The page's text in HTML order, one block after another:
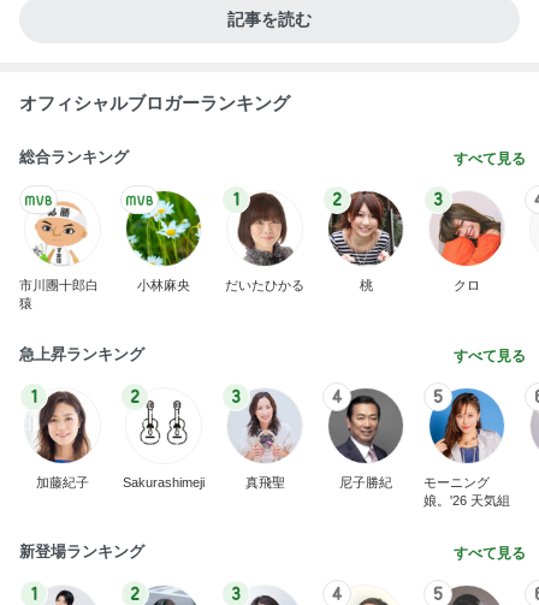
記事を読む
オフィシャルブロガーランキング
総合ランキング すべて見る
市川團十郎白
猿
小林麻央
1
だいたひかる
2
桃
3
クロ
急上昇ランキング すべて見る
1
加藤紀子
2
Sakurashimeji
3
真飛聖
4
尼子勝紀
5
モーニング
娘。'26 天気組
新登場ランキング すべて見る
1 2 3 4 5